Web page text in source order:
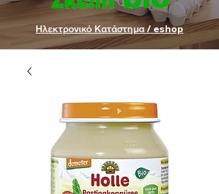
Ηλεκτρονικό Κατάστημα / eshop